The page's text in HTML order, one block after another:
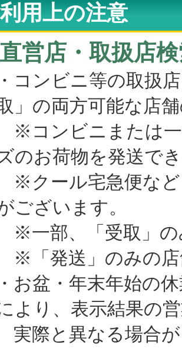
用上の注意
直営店・取扱店
コンビニ等の取扱
」の両方可能な店
ンビニまたは一
のお荷物を発送で
ール宅急便など
ございます。
部、「受取」の
発送」のみの店
お盆・年末年始の
より、表示結果の
際と異なる場合が